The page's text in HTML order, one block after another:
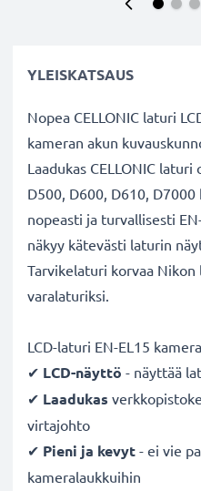
YLEISKATSAUS
Nopea CELLONIC laturi
kameran akun
Laadukas CELLONIC
D500, D600, D610,
nopeasti ja turvallisesti
näkyy kätevästi laturin
Tarvikelaturi korvaa
varalaturiksi.
LCD-laturi EN-EL15
✔ LCD-näyttö - näyttää
✔ Laadukas
virtajohto
✔ Pieni ja kevyt - ei vie
kameralaukkuihin